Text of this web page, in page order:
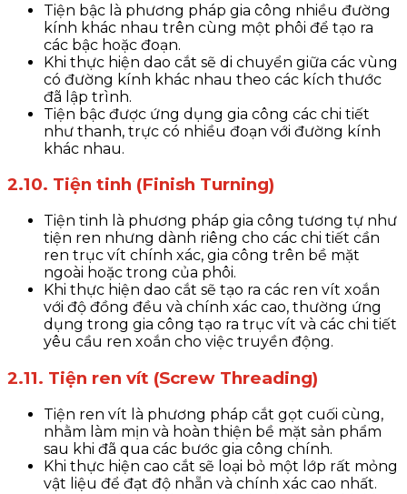
Tiện bậc là phương pháp gia công nhiều đường
kính khác nhau trên cùng một phôi để tạo ra
các bậc hoặc đoạn.
Khi thực hiện dao cắt sẽ di chuyển giữa các vùng
có đường kính khác nhau theo các kích thước
đã lập trình.
Tiện bậc được ứng dụng gia công các chi tiết
như thanh, trực có nhiều đoạn với đường kính
khác nhau.
2.10. Tiện tinh (Finish Turning)
Tiện tinh là phương pháp gia công tương tự như
tiện ren nhưng dành riêng cho các chi tiết cần
ren trục vít chính xác, gia công trên bề mặt
ngoài hoặc trong của phôi.
Khi thực hiện dao cắt sẽ tạo ra các ren vít xoắn
với độ đồng đều và chính xác cao, thường ứng
dụng trong gia công tạo ra trục vít và các chi tiết
yêu cầu ren xoắn cho việc truyền động.
2.11. Tiện ren vít (Screw Threading)
Tiện ren vít là phương pháp cắt gọt cuối cùng,
nhằm làm mịn và hoàn thiện bề mặt sản phẩm
sau khi đã qua các bước gia công chính.
Khi thực hiện cao cắt sẽ loại bỏ một lớp rất mỏng
vật liệu để đạt độ nhẵn và chính xác cao nhất.